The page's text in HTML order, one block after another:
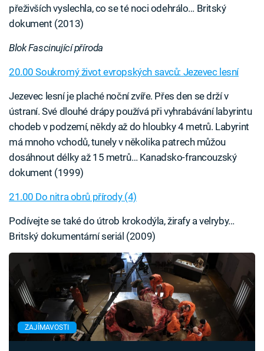
přeživších vyslechla, co se té noci odehrálo… Britský
dokument (2013)
Blok Fascinující příroda
20.00 Soukromý život evropských savců: Jezevec lesní
Jezevec lesní je plaché noční zvíře. Přes den se drží v
ústraní. Své dlouhé drápy používá při vyhrabávání labyrintu
chodeb v podzemí, někdy až do hloubky 4 metrů. Labyrint
má mnoho vchodů, tunely v několika patrech můžou
dosáhnout délky až 15 metrů… Kanadsko-francouzský
dokument (1999)
21.00 Do nitra obrů přírody (4)
Podívejte se také do útrob krokodýla, žirafy a velryby…
Britský dokumentární seriál (2009)
ZAJÍMAVOSTI